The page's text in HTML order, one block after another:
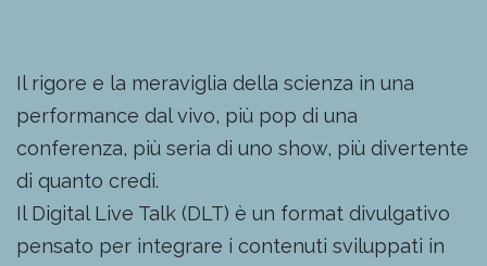
Il rigore e la meraviglia della scienza in una
performance dal vivo, più pop di una
conferenza, più seria di uno show, più divertente
di quanto credi.
Il Digital Live Talk (DLT) è un format divulgativo
pensato per integrare i contenuti sviluppati in